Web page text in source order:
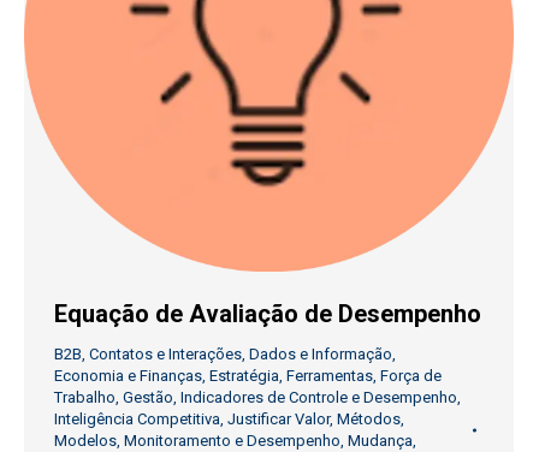
Equação de Avaliação de Desempenho
B2B, Contatos e Interações, Dados e Informação,
Economia e Finanças, Estratégia, Ferramentas, Força de
Trabalho, Gestão, Indicadores de Controle e Desempenho,
Inteligência Competitiva, Justificar Valor, Métodos,
Modelos, Monitoramento e Desempenho, Mudança,